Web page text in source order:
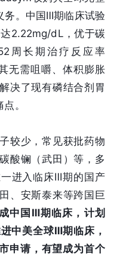
务。中国Ⅲ期临床试验
2.22mg/dL，优于碳
周长期治疗反应率
无需咀嚼、体积膨胀
决了现有磷结合剂胃
。
较少，常见获批药物
酸镧（武田）等，多
进入临床Ⅲ期的国产
、安斯泰来等跨国巨
中国Ⅲ期临床，计划
中美全球Ⅲ期临床，
申请，有望成为首个